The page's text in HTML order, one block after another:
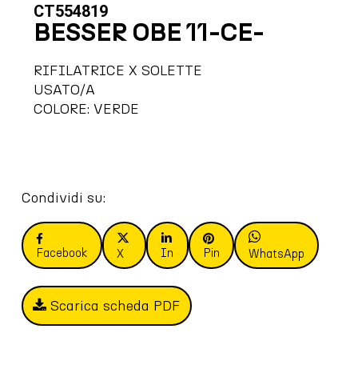
CT554819
BESSER OBE 11-CE-
RIFILATRICE X SOLETTE
USATO/A
COLORE: VERDE
Condividi su:
Facebook X In Pin WhatsApp
Scarica scheda PDF